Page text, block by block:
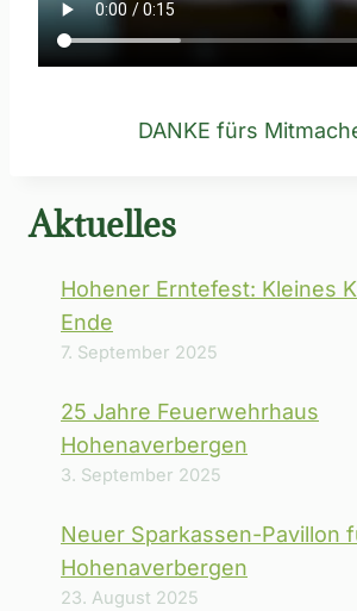
DANKE fürs
Aktuelles
Hohener Erntefest: Kleines
Ende
7. September 2025
25 Jahre Feuerwehrhaus
Hohenaverbergen
3. September 2025
Neuer Sparkassen-Pavillon
Hohenaverbergen
23. August 2025